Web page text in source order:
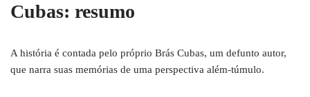
Cubas: resumo
A história é contada pelo próprio Brás Cubas, um defunto autor,
que narra suas memórias de uma perspectiva além-túmulo.